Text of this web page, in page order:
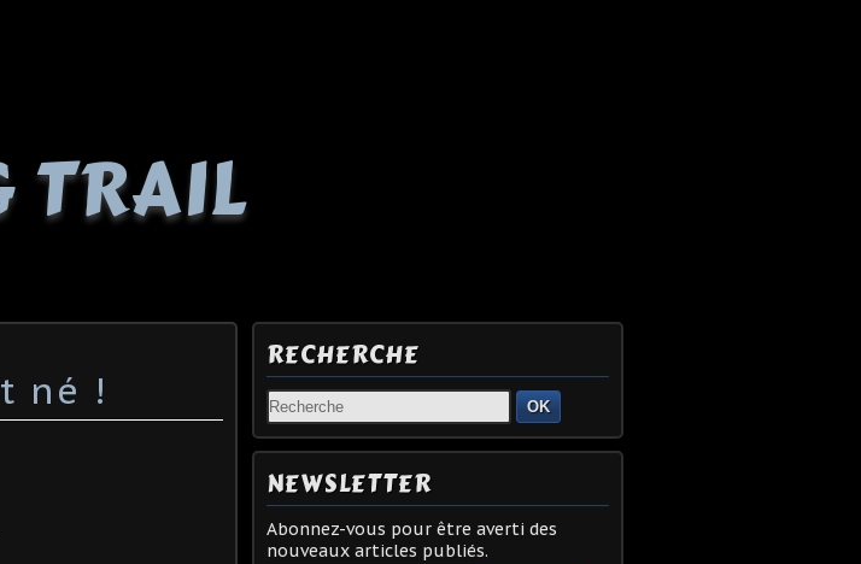
TRAIL
né !
RECHERCHE
OK
NEWSLETTER
Abonnez-vous pour être averti des
nouveaux articles publiés.